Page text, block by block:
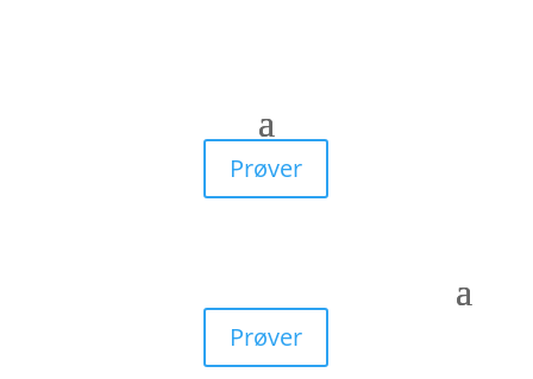
Prøver
Prøver